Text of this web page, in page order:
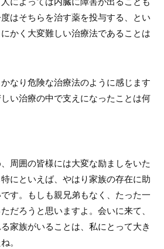
はそちらを治す薬を投与する、とい
かく大変難しい治療法であることは
なり危険な治療法のように感じます
い治療の中で支えになったことは何
周囲の皆様には大変な励ましをいた
にといえば、やはり家族の存在に助
す。もしも親兄弟もなく、たった一
だろうと思いますよ。会いに来て、
家族がいることは、私にとって大き
。